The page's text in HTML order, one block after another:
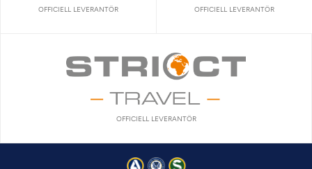
OFFICIELL LEVERANTÖR OFFICIELL LEVERANTÖR
OFFICIELL LEVERANTÖR